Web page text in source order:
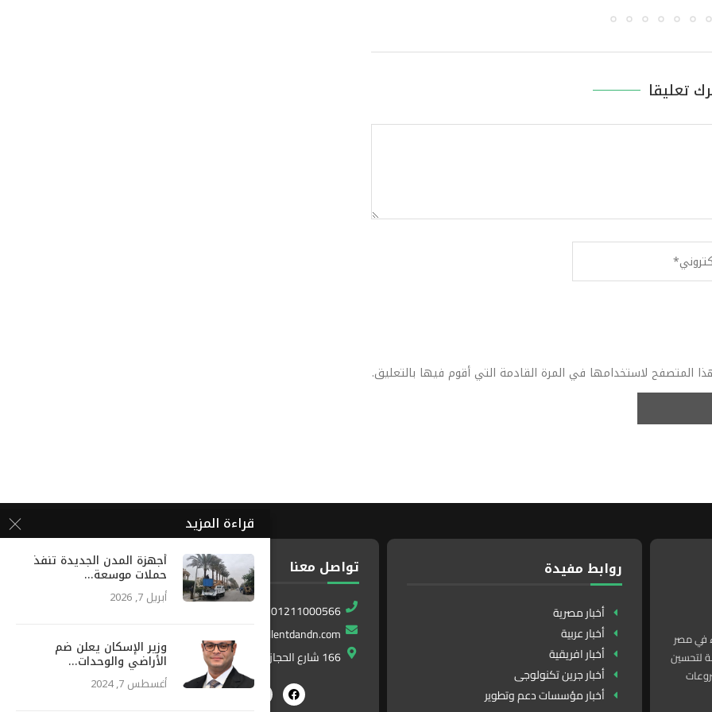
تعليقا
المتصفح لاستخدامها في المرة القادمة التي أقوم فيها بالتعليق.
في مصر
لتحسين
روابط مفيدة
أخبار مصرية
أخبار عربية
أخبار افريقية
أخبار جرين تكنولوجى
أخبار مؤسسات دعم وتطوير
تواصل معنا
01211000566
info@excellentdandn.com
166 شارع الحجاز المطار ، النزهة ، القاهرة ، مصر
قراءة المزيد
أجهزة المدن الجديدة تنفذ
حملات موسعة...
أبريل 7, 2026
وزير الإسكان يعلن ضم
الأراضي والوحدات...
أغسطس 7, 2024